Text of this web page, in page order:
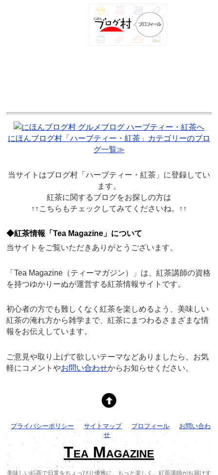
にほんブログ村「ハーブティー・紅茶」カテゴリーのブロ
グ一覧≫
当サイトはブログ村「ハーブティー・紅茶」に登録してい
ます。
紅茶に関するブログをお探しの方は
↑↑こちらもチェックしてみてくださいね。↑↑
◆紅茶情報「Tea Magazine」について
当サイトをご覧いただきありがとうございます。
「Tea Magazine（ティーマガジン）」は、紅茶講師の資格
を持つゆかりーぬが運営する紅茶情報サイトです。
初心者の方でも難しくなく紅茶を楽しめるよう、美味しい
紅茶の淹れ方から雑学まで、紅茶にまつわるさまざまな情
報をお伝えしています。
ご意見や取り上げて欲しいテーマなどありましたら、お気
軽にコメントやお問い合わせからお知らせください。
プライバシーポリシー サイトマップ プロフィール
お問い合わ
せ
Tea Magazine
美味しい紅茶で日常をちょっぴり優雅に、もっと楽しく。紅茶講師がお届けす